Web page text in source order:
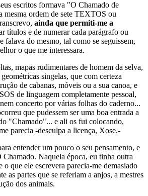
escritos formava "O Chamado de
mesma ordem de sete TEXTOS ou
ainda que permiti-me a
títulos e de numerar cada parágrafo ou
falava do mesmo, tal como se seguissem,
o que me interessara.
mapas rudimentares de homem da selva,
singelas, que com certeza
de cabanas, móveis ou a sua canoa, e
de linguagem completamente pessoal,
concerto por várias folhas do caderno...
que pudessem ser uma boa entrada a
"Chamado"... e ali os fui colocando,
parecia -desculpa a licença, Xose.-
entender um pouco o seu pensamento, e
Naquela época, eu tinha outra
o que ele escrevera parecia-me demasiado
as partes que se referiam a anjos, a mestres
dos animais.